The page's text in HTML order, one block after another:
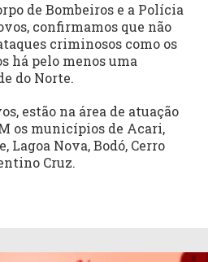
de Bombeiros e a Polícia
confirmamos que não
criminosos como os
há pelo menos uma
do Norte.
estão na área de atuação
os municípios de Acari,
Lagoa Nova, Bodó, Cerro
Cruz.